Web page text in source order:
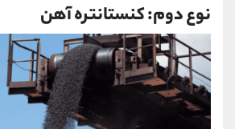
نوع دوم: کنستانتره آهن